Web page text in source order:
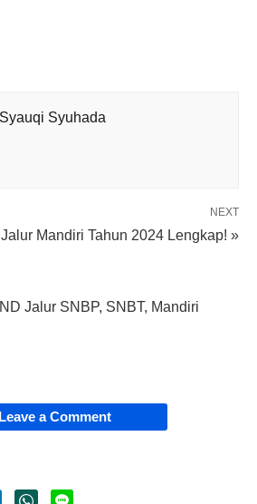
Syuhada
NEXT
Mandiri Tahun 2024 Lengkap! »
Jalur SNBP, SNBT, Mandiri
Leave a Comment